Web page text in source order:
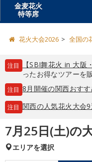
金麦花火
特等席
花火大会2026 全国の
注目 【SBI舞花火 in 大阪
ったお得なツアーを
注目 8月開催の関西おすす
注目 関西の人気花火大会
7月25日(土)の
エリアを選択